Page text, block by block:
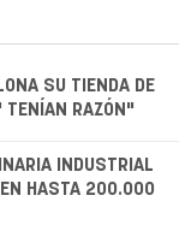
SU TIENDA DE
TENÍAN RAZÓN"
INDUSTRIAL
EN HASTA 200.000